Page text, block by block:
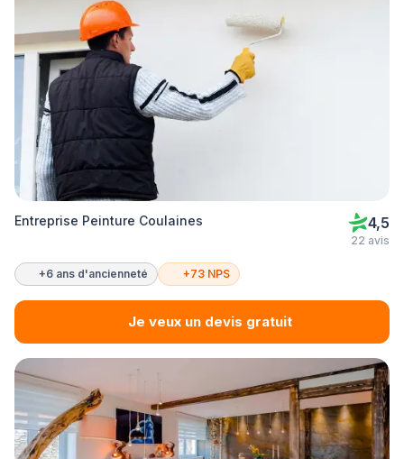
Entreprise Peinture Coulaines 4,5
22 avis
+6 ans d'ancienneté +73 NPS
Je veux un devis gratuit